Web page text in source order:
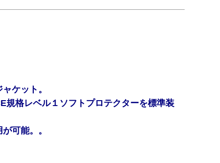
ケット。
規格レベル１ソフトプロテクターを標準装
可能。。